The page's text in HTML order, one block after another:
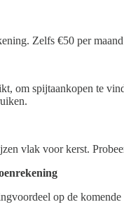
Zelfs €50 per
om spijtaankopen te
vlak voor kerst.
op de